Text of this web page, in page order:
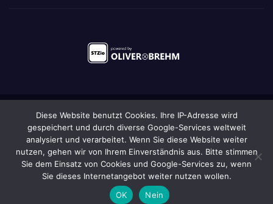
Stolz präsentiert von WordPress|Theme:Newsupvon
Themeansar
StartseiteDas STZioAnmeldung/NewsletterKontaktImpressum
DatenschutzSitemap
Diese Website benutzt Cookies. Ihre IP-Adresse wird
gespeichert und durch diverse Google-Services weltweit
analysiert und verarbeitet. Wenn Sie diese Website weiter
nutzen, gehen wir von Ihrem Einverständnis aus. Bitte stimmen
Sie dem Einsatz von Cookies und Google-Services zu, wenn
Sie dieses Internetangebot weiter nutzen wollen.
OK
Nein